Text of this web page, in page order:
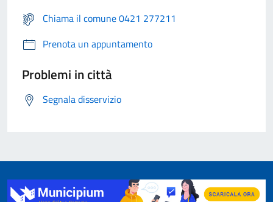
Chiama il comune 0421 277211
Prenota un appuntamento
Problemi in città
Segnala disservizio